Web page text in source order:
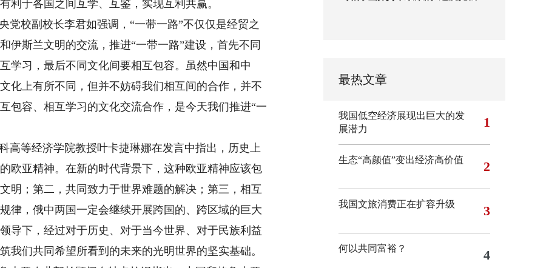
利于各国之间互学、互鉴，实现互利共赢。
校副校长李君如强调，“一带一路”不仅仅是经贸之
伊斯兰文明的交流，推进“一带一路”建设，首先不同
学习，最后不同文化间要相互包容。虽然中国和中
化上有所不同，但并不妨碍我们相互间的合作，并不
包容、相互学习的文化交流合作，是今天我们推进“一
等经济学院教授叶卡捷琳娜在发言中指出，历史上
欧亚精神。在新的时代背景下，这种欧亚精神应该包
明；第二，共同致力于世界难题的解决；第三，相互
律，俄中两国一定会继续开展跨国的、跨区域的巨大
导下，经过对于历史、对于当今世界、对于民族利益
我们共同希望所看到的未来的光明世界的坚实基础。
最热文章
我国低空经济展现出巨大的发
展潜力
1
生态“高颜值”变出经济高价值 2
我国文旅消费正在扩容升级 3
何以共同富裕？ 4